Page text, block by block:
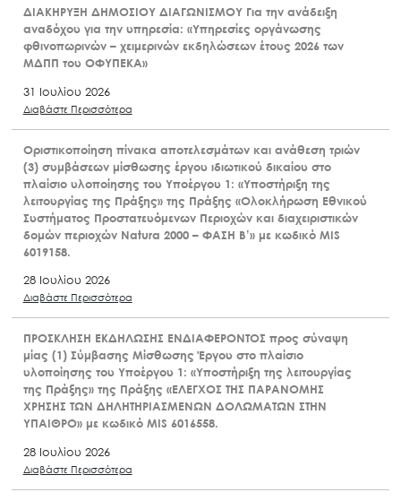
ΔΙΑΚΗΡΥΞΗ ΔΗΜΟΣΙΟΥ ΔΙΑΓΩΝΙΣΜΟΥ Για την ανάδειξη
αναδόχου για την υπηρεσία: «Υπηρεσίες οργάνωσης
φθινοπωρινών – χειμερινών εκδηλώσεων έτους 2026 των
ΜΔΠΠ του ΟΦΥΠΕΚΑ»
31 Ιουλίου 2026
Διαβάστε Περισσότερα
Οριστικοποίηση πίνακα αποτελεσμάτων και ανάθεση τριών
(3) συμβάσεων μίσθωσης έργου ιδιωτικού δικαίου στο
πλαίσιο υλοποίησης του Υποέργου 1: «Υποστήριξη της
λειτουργίας της Πράξης» της Πράξης «Ολοκλήρωση Εθνικού
Συστήματος Προστατευόμενων Περιοχών και διαχειριστικών
δομών περιοχών Natura 2000 – ΦΑΣΗ Β’» με κωδικό MIS
6019158.
28 Ιουλίου 2026
Διαβάστε Περισσότερα
ΠΡΟΣΚΛΗΣΗ ΕΚΔΗΛΩΣΗΣ ΕΝΔΙΑΦΕΡΟΝΤΟΣ προς σύναψη
μίας (1) Σύμβασης Μίσθωσης Έργου στο πλαίσιο
υλοποίησης του Υποέργου 1: «Υποστήριξη της λειτουργίας
της Πράξης» της Πράξης «ΕΛΕΓΧΟΣ ΤΗΣ ΠΑΡΑΝΟΜΗΣ
ΧΡΗΣΗΣ ΤΩΝ ΔΗΛΗΤΗΡΙΑΣΜΕΝΩΝ ΔΟΛΩΜΑΤΩΝ ΣΤΗΝ
ΥΠΑΙΘΡΟ» με κωδικό MIS 6016558.
28 Ιουλίου 2026
Διαβάστε Περισσότερα